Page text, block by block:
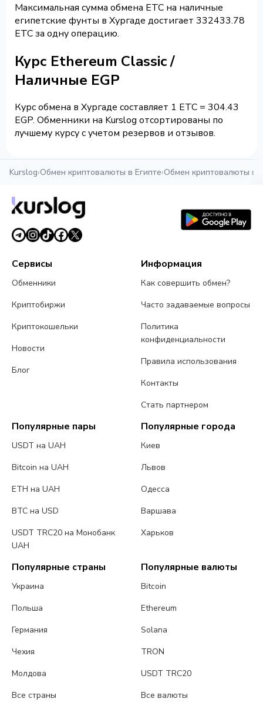
Максимальная сумма обмена ETC на наличные
египетские фунты в Хургаде достигает 332433.78
ETC за одну операцию.
Курс Ethereum Classic /
Наличные EGP
Курс обмена в Хургаде составляет 1 ETC = 304.43
EGP. Обменники на Kurslog отсортированы по
лучшему курсу с учетом резервов и отзывов.
Kurslog›Обмен криптовалюты в Египте›Обмен криптовалюты в
Сервисы
Обменники
Криптобиржи
Криптокошельки
Новости
Блог
Информация
Как совершить обмен?
Часто задаваемые вопросы
Политика
конфиденциальности
Правила использования
Контакты
Стать партнером
Популярные пары
USDT на UAH
Bitcoin на UAH
ETH на UAH
BTC на USD
USDT TRC20 на Монобанк
UAH
Популярные города
Киев
Львов
Одесса
Варшава
Харьков
Популярные страны
Украина
Польша
Германия
Чехия
Молдова
Все страны
Популярные валюты
Bitcoin
Ethereum
Solana
TRON
USDT TRC20
Все валюты